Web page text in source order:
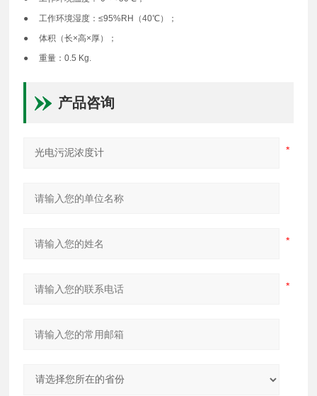
● 工作环境湿度：≤95%RH（40℃）；
● 体积（长×高×厚）；
● 重量：0.5 Kg.
产品咨询